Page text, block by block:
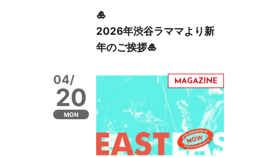
🎍
2026年渋谷ラママより新
年のご挨拶🎍
04/
20
MON